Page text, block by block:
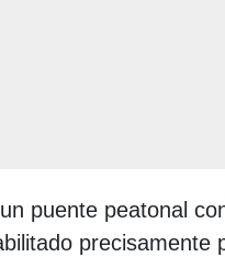
puente peatonal
precisamente